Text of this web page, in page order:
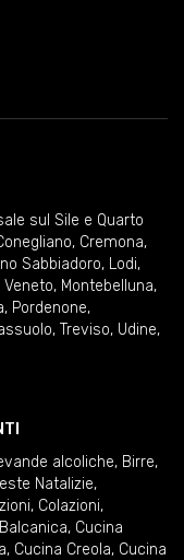
sul Sile e Quarto
, Cremona,
Sabbiadoro, Lodi,
Veneto, Montebelluna,
, Pordenone,
, Treviso, Udine,
alcoliche, Birre,
Natalizie,
, Colazioni,
, Cucina
, Cucina Creola, Cucina